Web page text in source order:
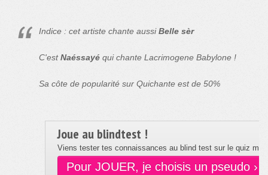
Indice : cet artiste chante aussiBelle sèr
C'estNaéssayé qui chante Lacrimogene Babylone !
Sa côte de popularité sur Quichante est de 50%
Joue au blindtest !
Viens tester tes connaissances au blind test sur le quiz
Pour JOUER, je choisis un pseudo ›